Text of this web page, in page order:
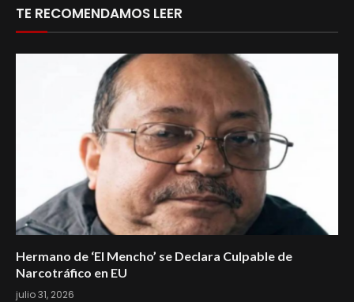
TE RECOMENDAMOS LEER
Hermano de ‘El Mencho’ se Declara Culpable de
Narcotráfico en EU
julio 31, 2026